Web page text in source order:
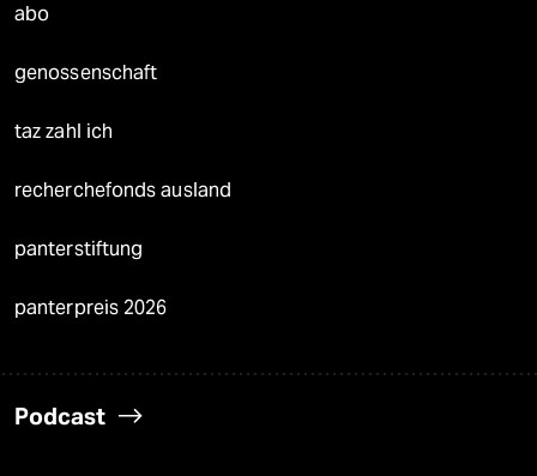
abo
genossenschaft
taz zahl ich
recherchefonds ausland
panterstiftung
panterpreis 2026
Podcast